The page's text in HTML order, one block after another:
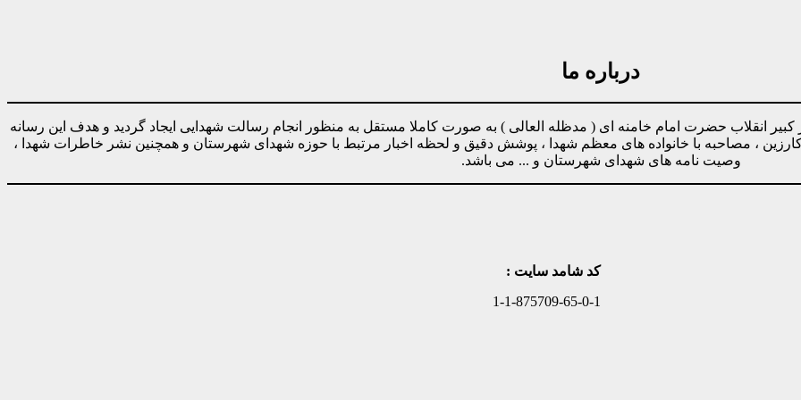
درباره ما
پیروی از دستورات رهبر کبیر انقلاب حضرت امام خامنه ای ( مدظله العالی ) به صورت کاملا مستقل به منظور انجام رسالت شهدایی ایجاد گردید و هدف این رسانه
، مصاحبه با خانواده های معظم شهدا ، پوشش دقیق و لحظه اخبار مرتبط با حوزه شهدای شهرستان و همچنین نشر خاطرات شهدا ،
وصیت نامه های شهدای شهرستان و ... می باشد.
کد شامد سایت :
1-1-875709-65-0-1